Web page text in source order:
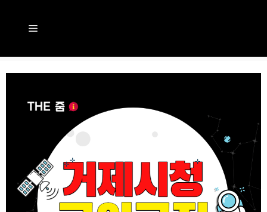
로
메
뉴